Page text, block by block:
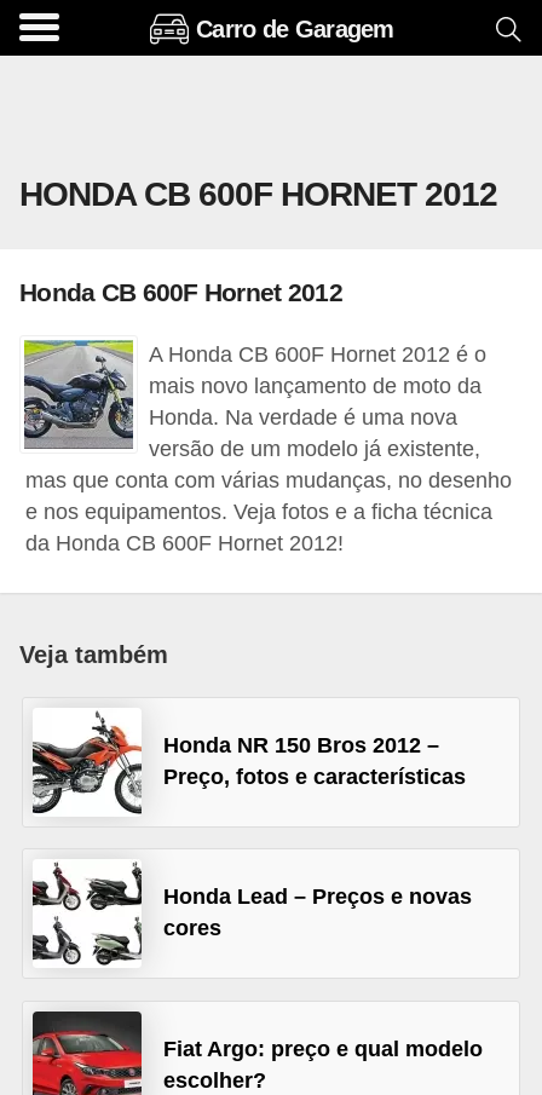
Carro de Garagem
HONDA CB 600F HORNET 2012
Honda CB 600F Hornet 2012
A Honda CB 600F Hornet 2012 é o
mais novo lançamento de moto da
Honda. Na verdade é uma nova
versão de um modelo já existente,
mas que conta com várias mudanças, no desenho
e nos equipamentos. Veja fotos e a ficha técnica
da Honda CB 600F Hornet 2012!
Veja também
Honda NR 150 Bros 2012 –
Preço, fotos e características
Honda Lead – Preços e novas
cores
Fiat Argo: preço e qual modelo
escolher?
A
s
i
o
s
e
o
p
c
i
o
a
i
s
A
u
t
o
m
ó
v
e
i